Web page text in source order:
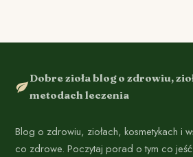
Dobre zioła blog o zdrowiu,
metodach leczenia
Blog o zdrowiu, ziołach, kosmetykach i
co zdrowe. Poczytaj porad o tym co